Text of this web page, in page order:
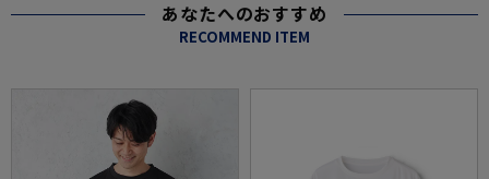
あなたへのおすすめ
RECOMMEND ITEM